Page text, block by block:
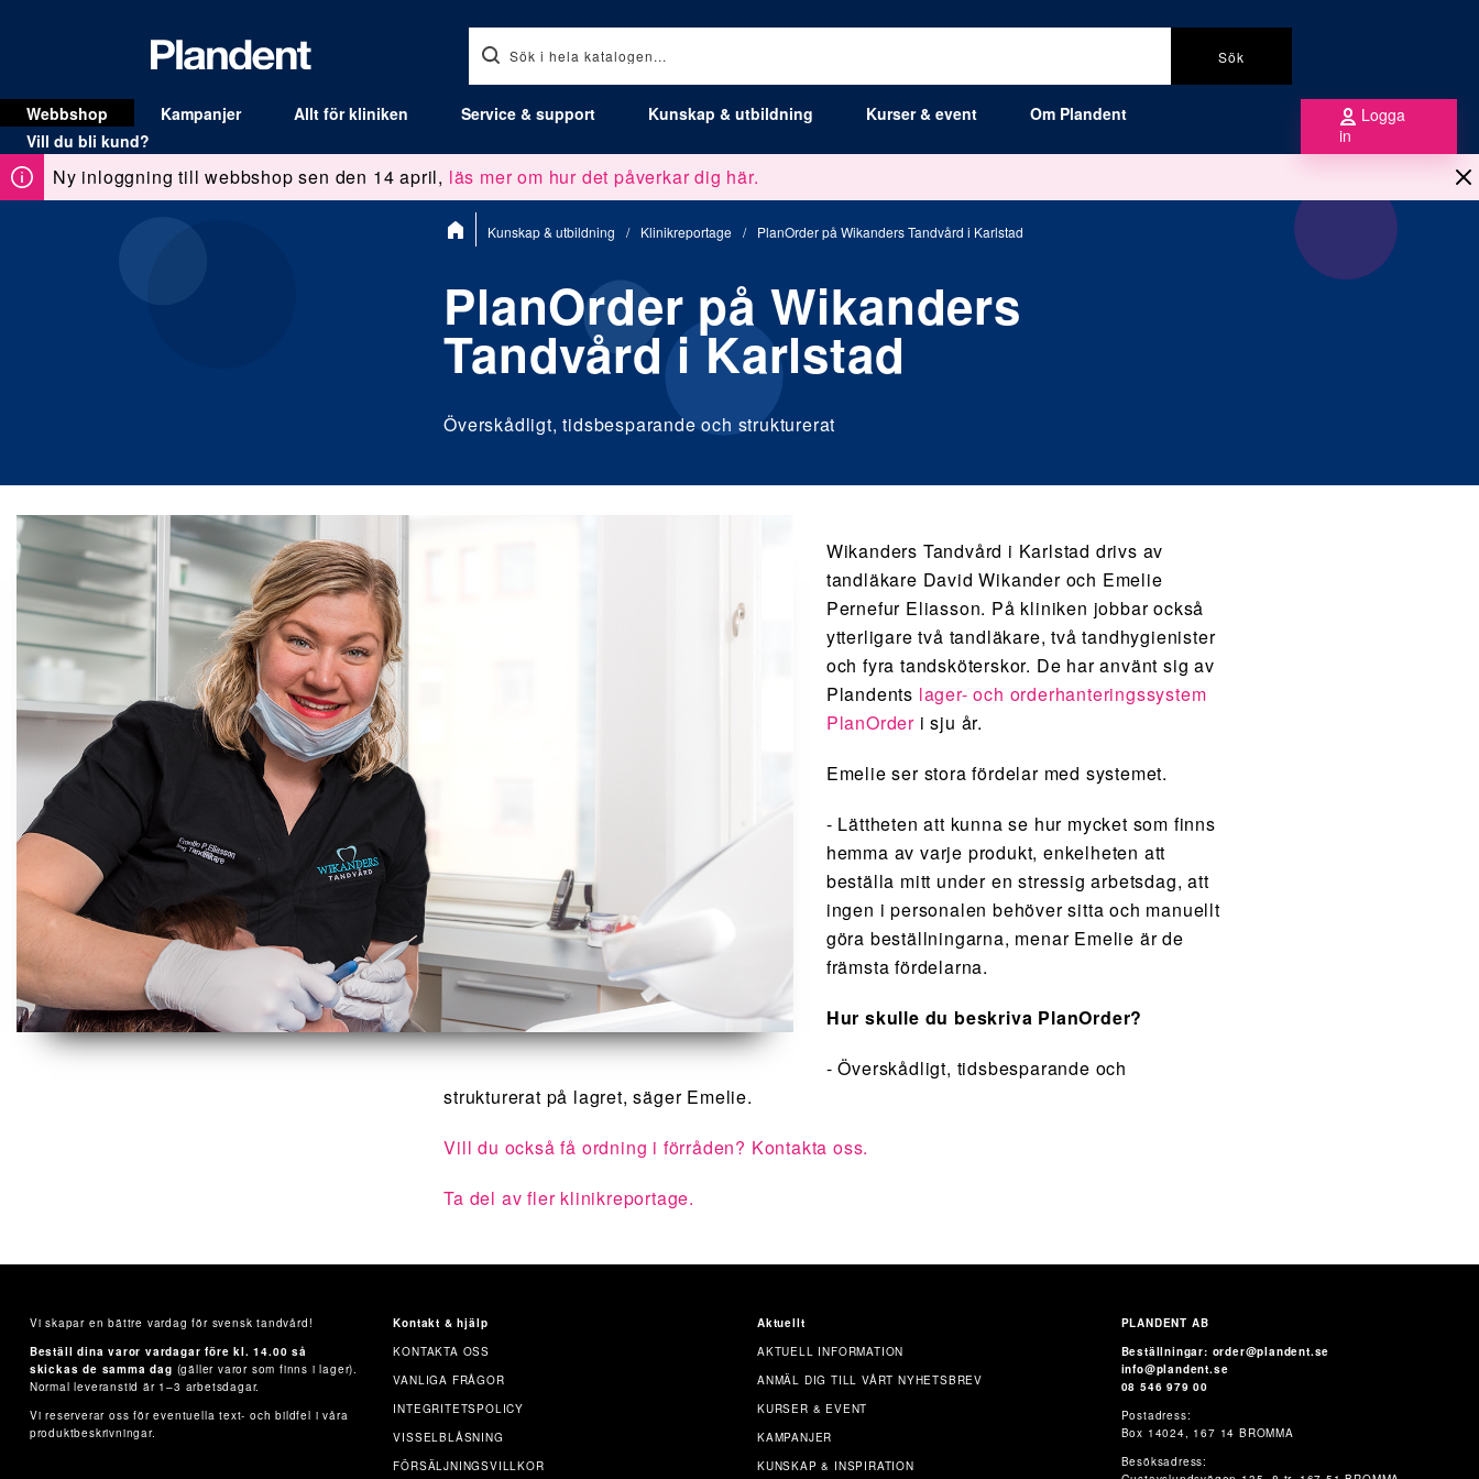
Sök
Webbshop Kampanjer Allt för kliniken Service & support Kunskap & utbildning Kurser & event
Om Plandent
Vill du bli kund?
Logga
in
Ny inloggning till webbshop sen den 14 april, läs mer om hur det påverkar dig här.
Du
är Kunskap & utbildning / Klinikreportage / PlanOrder på Wikanders Tandvård i Karlstad
PlanOrder på Wikanders
Tandvård i Karlstad
Överskådligt, tidsbesparande och strukturerat
Wikanders Tandvård i Karlstad drivs av
tandläkare David Wikander och Emelie
Pernefur Eliasson. På kliniken jobbar också
ytterligare två tandläkare, två tandhygienister
och fyra tandsköterskor. De har använt sig av
Plandents lager- och orderhanteringssystem
PlanOrderi sju år.
Emelie ser stora fördelar med systemet.
- Lättheten att kunna se hur mycket som finns
hemma av varje produkt, enkelheten att
beställa mitt under en stressig arbetsdag, att
ingen i personalen behöver sitta och manuellt
göra beställningarna, menar Emelie är de
främsta fördelarna.
Hur skulle du beskriva PlanOrder?
- Överskådligt, tidsbesparande och
strukturerat på lagret, säger Emelie.
Vill du också få ordning i förråden? Kontakta oss.
Ta del av fler klinikreportage.
Vi skapar en bättre vardag för svensk tandvård!
Beställ dina varor vardagar före kl. 14.00 så
skickas de samma dag (gäller varor som finns i lager).
Normal leveranstid är 1–3 arbetsdagar.
Vi reserverar oss för eventuella text- och bildfel i våra
produktbeskrivningar.
Kontakt & hjälp
KONTAKTA OSS
VANLIGA FRÅGOR
INTEGRITETSPOLICY
VISSELBLÅSNING
FÖRSÄLJNINGSVILLKOR
Aktuellt
AKTUELL INFORMATION
ANMÄL DIG TILL VÅRT NYHETSBREV
KURSER & EVENT
KAMPANJER
KUNSKAP & INSPIRATION
PLANDENT AB
Beställningar: order@plandent.se
info@plandent.se
08 546 979 00
Postadress:
Box 14024, 167 14 BROMMA
Besöksadress: